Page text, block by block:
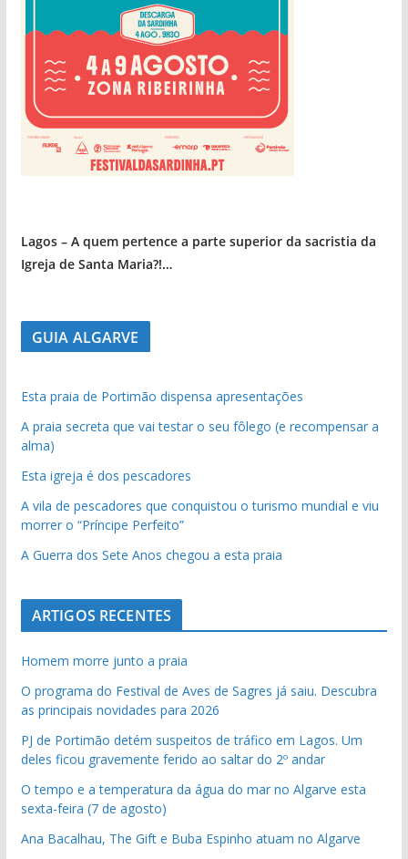
Lagos – A quem pertence a parte superior da sacristia da
Igreja de Santa Maria?!…
GUIA ALGARVE
Esta praia de Portimão dispensa apresentações
A praia secreta que vai testar o seu fôlego (e recompensar a
alma)
Esta igreja é dos pescadores
A vila de pescadores que conquistou o turismo mundial e viu
morrer o “Príncipe Perfeito”
A Guerra dos Sete Anos chegou a esta praia
ARTIGOS RECENTES
Homem morre junto a praia
O programa do Festival de Aves de Sagres já saiu. Descubra
as principais novidades para 2026
PJ de Portimão detém suspeitos de tráfico em Lagos. Um
deles ficou gravemente ferido ao saltar do 2º andar
O tempo e a temperatura da água do mar no Algarve esta
sexta-feira (7 de agosto)
Ana Bacalhau, The Gift e Buba Espinho atuam no Algarve